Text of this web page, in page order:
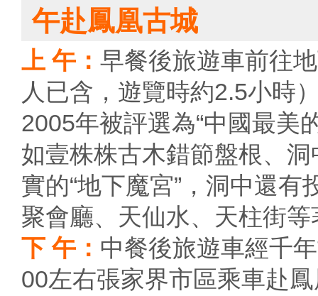
午赴鳳凰古城
上 午： 早餐後旅遊車前往
人已含，遊覽時約2.5小時
2005年被評選為“中國最美
如壹株株古木錯節盤根、
實的“地下魔宮”，洞中還
聚會廳、天仙水、天柱街
下 午： 中餐後旅遊車經千
00左右張家界市區乘車赴